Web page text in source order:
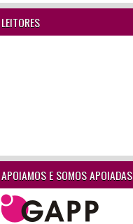
LEITORES
APOIAMOS E SOMOS APOIADAS